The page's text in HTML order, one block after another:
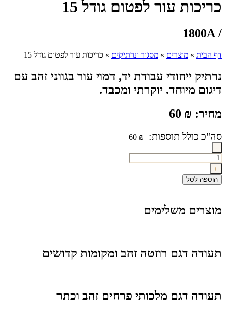
כריכות עור לפטום גודל 15
/ 1800A
דף הבית » מוצרים » מסגור ונרתיקים » כריכות עור לפטום גודל 15
נרתיק ייחודי עבודת יד, דמוי עור בגווני זהב עם
דיגום מיוחד. יוקרתי ומכבד.
מחיר: ₪
₪
כמות
של
כריכות
עור
לפטום
-
+
הוספה לסל
מוצרים משלימים
תעודה דגם רוזטה זהב ומקומות קדושים
תעודה דגם מלכותי פרחים זהב וכתר